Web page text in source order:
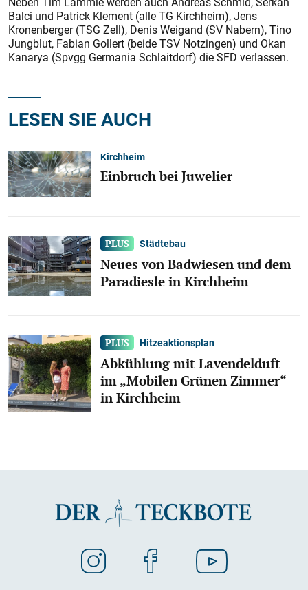
Balci und Patrick Klement (alle TG Kirchheim), Jens
Kronenberger (TSG Zell), Denis Weigand (SV Nabern), Tino
Jungblut, Fabian Gollert (beide TSV Notzingen) und Okan
Kanarya (Spvgg Germania Schlaitdorf) die SFD verlassen.
LESEN SIE AUCH
Kirchheim
Einbruch bei Juwelier
Städtebau
Neues von Badwiesen und dem
Paradiesle in Kirchheim
Hitzeaktionsplan
Abkühlung mit Lavendelduft
im „Mobilen Grünen Zimmer“
in Kirchheim